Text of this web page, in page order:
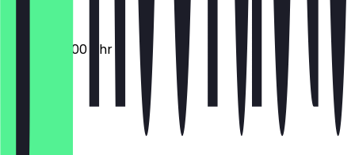
07:00 - 20:00 Uhr
Ort